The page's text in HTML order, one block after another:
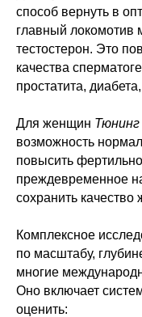
способ вернуть в
главный локомотив
тестостерон. Это
качества
простатита,
Для женщин Тюнинг
возможность
повысить
преждевременное
сохранить качество
Комплексное
по масштабу,
многие
Оно включает
оценить: